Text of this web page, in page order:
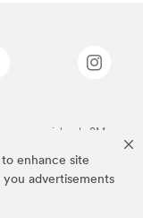
enhance site
you advertisements
comerciales de 3M.